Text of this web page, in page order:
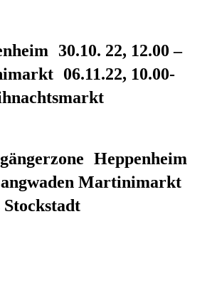
30.10. 22, 12.00 –
06.11.22, 10.00-
Heppenheim
Martinimarkt